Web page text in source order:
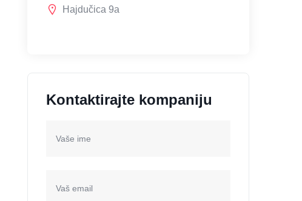
Hajdučica 9a
Kontaktirajte kompaniju